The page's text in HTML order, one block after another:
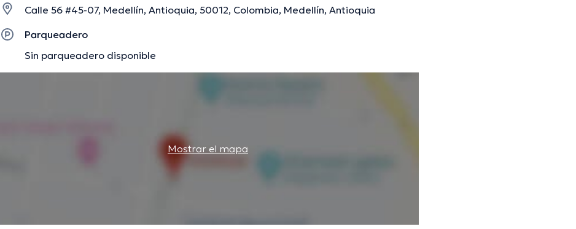
Calle 56 #45-07, Medellín, Antioquia, 50012, Colombia, Medellín, Antioquia
Parqueadero
Sin parqueadero disponible
Mostrar el mapa